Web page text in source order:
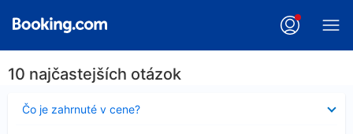
10 najčastejších otázok
Čo je zahrnuté v cene?
Nezobrazuje
sa